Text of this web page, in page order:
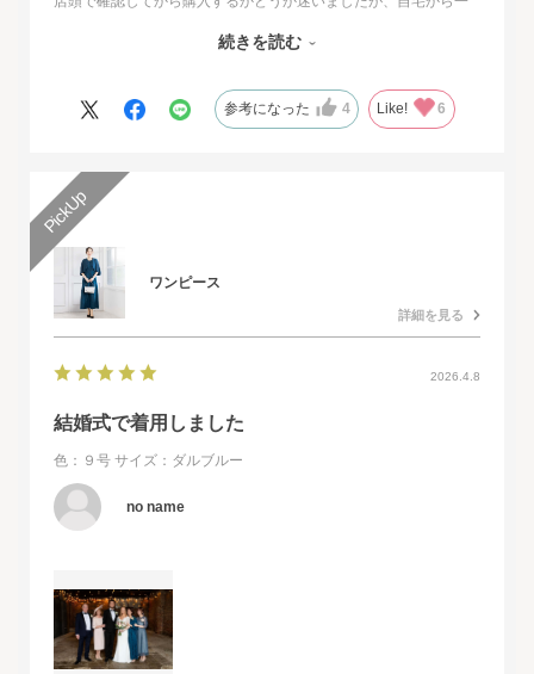
オンラインショップは写真数が多くじっくりと検討することがで
また、購入するとすぐに届くのでとても便利だと思いました。
続きを読む
参考になった 4 Like! 6
ワンピース
詳細を見る
2026.4.8
結婚式で着用しました
色：９号 サイズ：ダルブルー
no name